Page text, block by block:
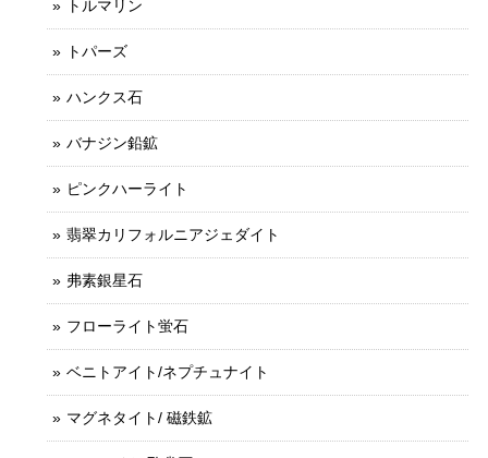
トルマリン
トパーズ
ハンクス石
バナジン鉛鉱
ピンクハーライト
翡翠カリフォルニアジェダイト
弗素銀星石
フローライト蛍石
ベニトアイト/ネプチュナイト
マグネタイト/ 磁鉄鉱